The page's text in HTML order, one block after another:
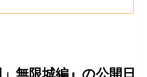
無限城編』の公開日